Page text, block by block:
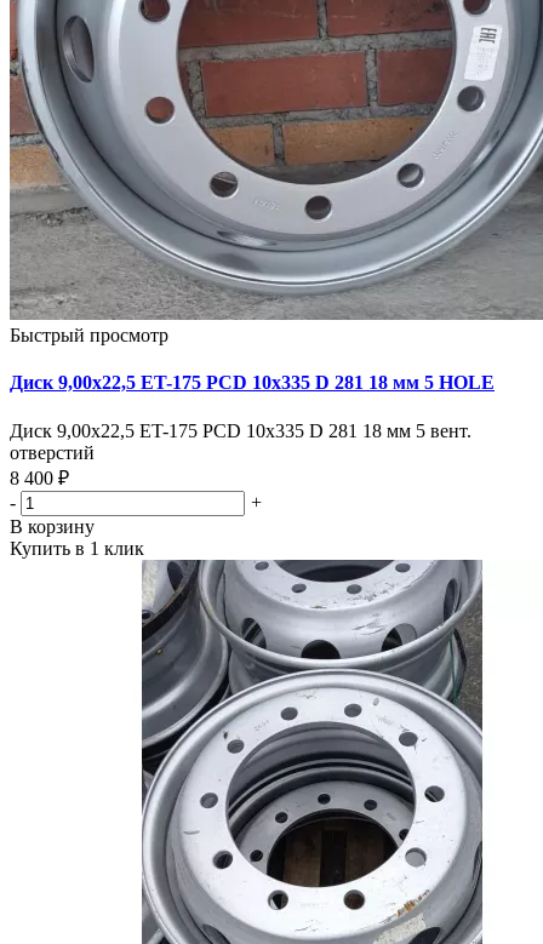
Быстрый просмотр
Диск 9,00х22,5 ET-175 PCD 10x335 D 281 18 мм 5 HOLE
Диск 9,00х22,5 ET-175 PCD 10x335 D 281 18 мм 5 вент.
отверстий
8 400 ₽
-
+
В корзину
Купить в 1 клик